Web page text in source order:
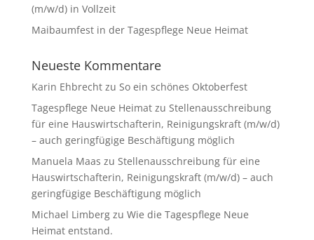
(m/w/d) in Vollzeit
Maibaumfest in der Tagespflege Neue Heimat
Neueste Kommentare
Karin Ehbrechtzu So ein schönes Oktoberfest
Tagespflege Neue Heimatzu Stellenausschreibung
für eine Hauswirtschafterin, Reinigungskraft (m/w/d)
– auch geringfügige Beschäftigung möglich
Manuela Maas zu Stellenausschreibung für eine
Hauswirtschafterin, Reinigungskraft (m/w/d) – auch
geringfügige Beschäftigung möglich
Michael Limbergzu Wie die Tagespflege Neue
Heimat entstand.